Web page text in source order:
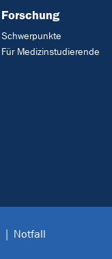
Forschung
Schwerpunkte
Für Medizinstudierende
Notfall